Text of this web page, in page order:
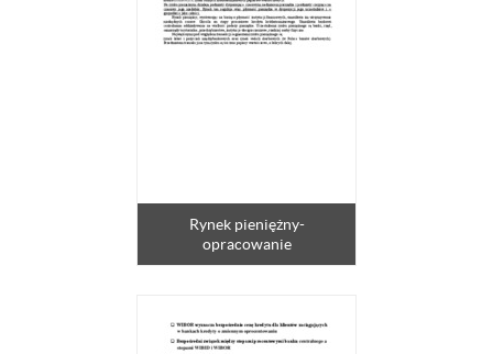
Rynek pieniężny-
opracowanie